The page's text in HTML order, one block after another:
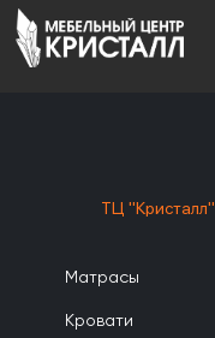
ТЦ "Кристалл"
Матрасы
Кровати